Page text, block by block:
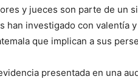
y jueces son parte de un
han investigado con valentía
que implican a sus
presentada en una